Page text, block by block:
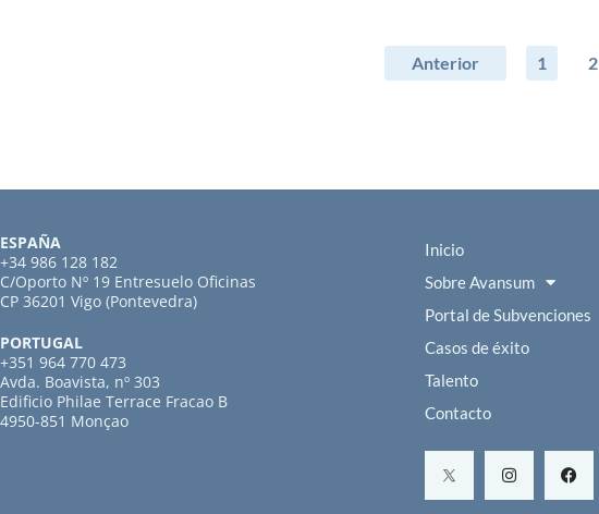
Anterior 1 2
ESPAÑA
+34 986 128 182
C/Oporto Nº 19 Entresuelo Oficinas
CP 36201 Vigo (Pontevedra)
PORTUGAL
+351 964 770 473
Avda. Boavista, nº 303
Edificio Philae Terrace Fracao B
4950-851 Monçao
Inicio
Sobre Avansum
Portal de Subvenciones
Casos de éxito
Talento
Contacto